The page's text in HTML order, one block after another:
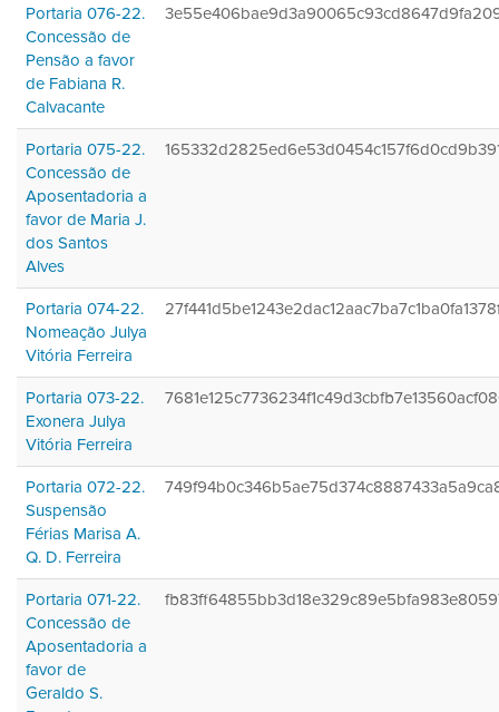
Portaria 076-22.
Concessão de
Pensão a favor
de Fabiana R.
Calvacante
Portaria 075-22.
Concessão de
Aposentadoria a
favor de Maria J.
dos Santos
Alves
Portaria 074-22.
Nomeação Julya
Vitória Ferreira
Portaria 073-22.
Exonera Julya
Vitória Ferreira
Portaria 072-22.
Suspensão
Férias Marisa A.
Q. D. Ferreira
Portaria 071-22.
Concessão de
Aposentadoria a
favor de
Geraldo S.